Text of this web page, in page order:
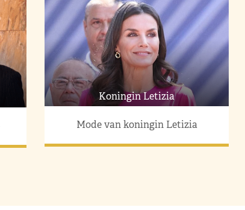
Koningin Letizia
Mode van koningin Letizia